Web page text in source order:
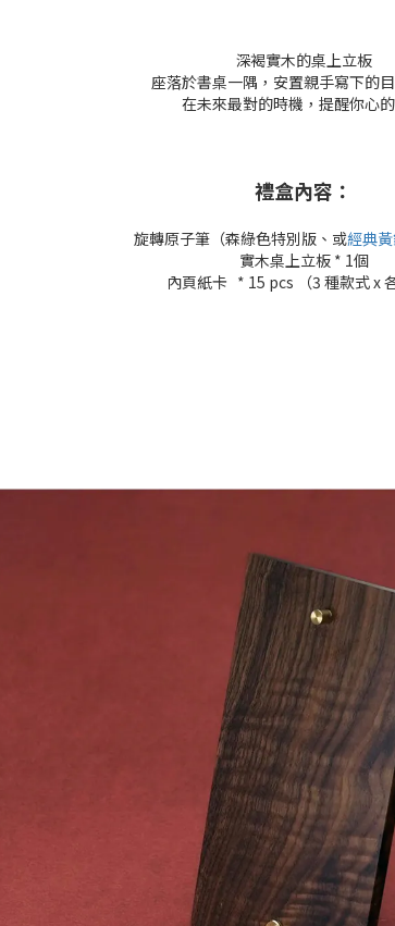
深褐實木的桌上立板
座落於書桌一隅，安置親手寫下的
在未來最對的時機，提醒你心
禮盒內容：
旋轉原子筆（森綠色特別版、或經典
實木桌上立板* 1個
內頁紙卡 * 15 pcs （3 種款式x